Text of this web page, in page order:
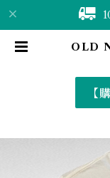
OLD
【